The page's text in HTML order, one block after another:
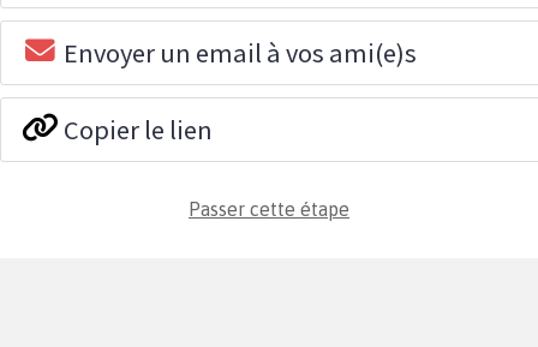
Envoyer un email à vos ami(e)s
Copier le lien
Passer cette étape